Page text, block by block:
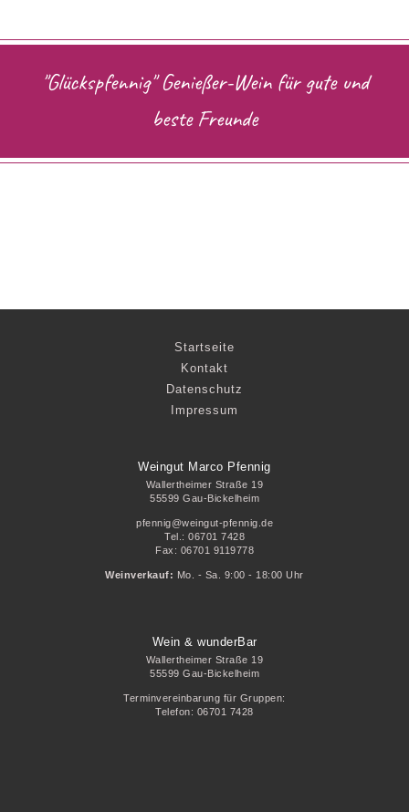
"Glückspfennig" Genießer-Wein für gute und
beste Freunde
Navigation
Startseite
Kontakt
Datenschutz
Impressum
Weingut Marco Pfennig
Wallertheimer Straße 19
55599 Gau-Bickelheim
pfennig@weingut-pfennig.de
Tel.: 06701 7428
Fax: 06701 9119778
Weinverkauf: Mo. - Sa. 9:00 - 18:00 Uhr
Wein & wunderBar
Wallertheimer Straße 19
55599 Gau-Bickelheim
Terminvereinbarung für Gruppen:
Telefon: 06701 7428